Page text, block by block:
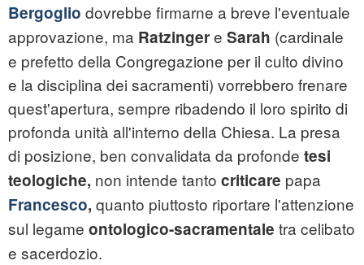
Bergoglio dovrebbe firmarne a breve l'eventuale
approvazione, ma Ratzingere Sarah (cardinale
e prefetto della Congregazione per il culto divino
e la disciplina dei sacramenti) vorrebbero frenare
quest'apertura, sempre ribadendo il loro spirito di
profonda unità all'interno della Chiesa. La presa
di posizione, ben convalidata da profonde tesi
teologiche, non intende tanto criticare papa
Francesco, quanto piuttosto riportare l'attenzione
sul legame ontologico-sacramentale tra celibato
e sacerdozio.